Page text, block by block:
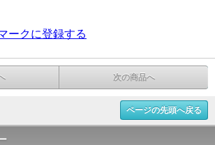
ークに登録する
次の商品へ
ページの先頭へ戻る